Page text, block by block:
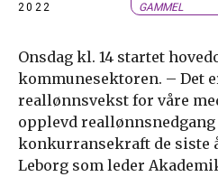
2022
GAMMEL
Onsdag kl. 14 startet
kommunesektoren. – Det
reallønnsvekst for våre
opplevd
konkurransekraft de siste
Leborg som leder